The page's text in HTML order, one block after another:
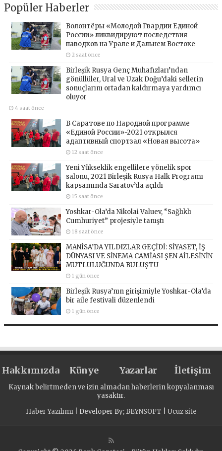
Popüler Haberler
Волонтёры «Молодой Гвардии Единой
России» ликвидируют последствия
паводков на Урале и Дальнем Востоке
2 saat önce
Birleşik Rusya Genç Muhafızları’ndan
gönüllüler, Ural ve Uzak Doğu’daki sellerin
sonuçlarını ortadan kaldırmaya yardımcı
oluyor
4 saat önce
В Саратове по Народной программе
«Единой России»-2021 открылся
адаптивный спортзал «Новая высота»
12 saat önce
Yeni Yükseklik engellilere yönelik spor
salonu, 2021 Birleşik Rusya Halk Programı
kapsamında Saratov’da açıldı
15 saat önce
Yoshkar-Ola’da Nikolai Valuev, “Sağlıklı
Cumhuriyet” projesiyle tanıştı
18 saat önce
MANİSA’DA YILDIZLAR GEÇİDİ: SİYASET, İŞ
DÜNYASI VE SİNEMA CAMİASI ŞEN AİLESİNİN
MUTLULUĞUNDA BULUŞTU
1 gün önce
Birleşik Rusya’nın girişimiyle Yoshkar-Ola’da
bir aile festivali düzenlendi
1 gün önce
Hakkımızda Künye Yazarlar İletişim
Kaynak belirtmeden ve izin almadan haberlerin kopyalanması
yasaktır.
Haber Yazılımı| Developer By; BEYNSOFT Ucuz site